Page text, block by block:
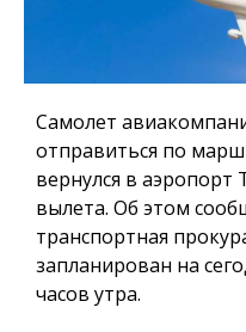
Самолет
отправиться по
вернулся в аэропорт
вылета. Об этом
транспортная
запланирован на
часов утра.